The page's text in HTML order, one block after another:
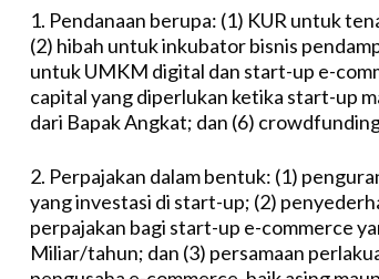
1. Pendanaan berupa: (1) KUR untuk
(2) hibah untuk inkubator bisnis
untuk UMKM digital dan start-up e-
capital yang diperlukan ketika start-up
dari Bapak Angkat; dan (6)
2. Perpajakan dalam bentuk: (1)
yang investasi di start-up; (2)
perpajakan bagi start-up e-commerce
Miliar/tahun; dan (3) persamaan